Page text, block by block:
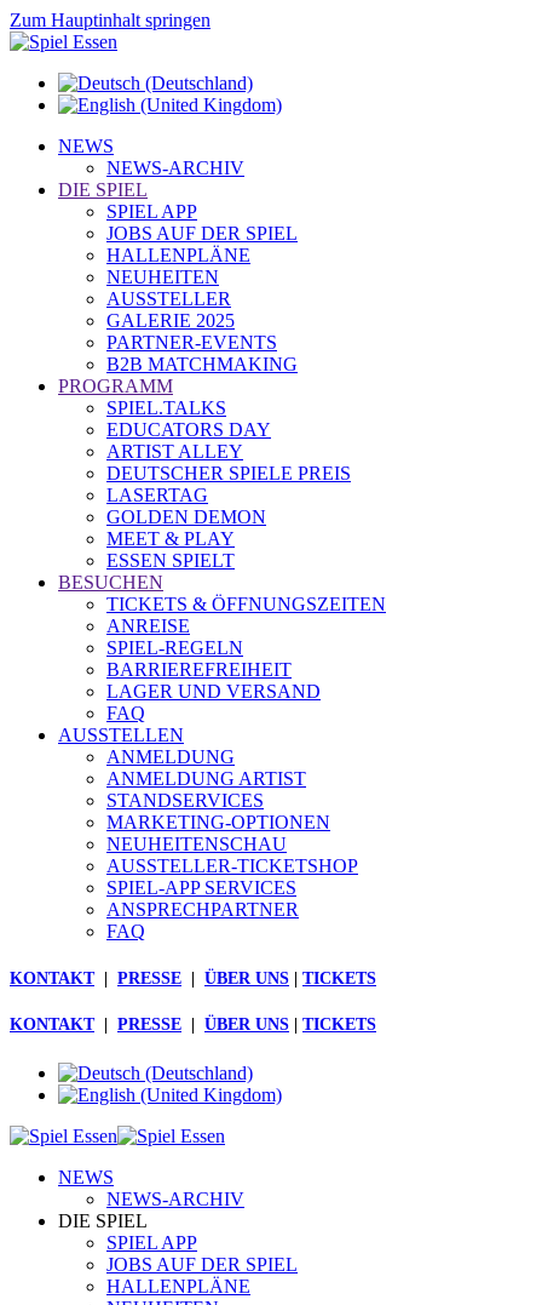
Zum Hauptinhalt springen
NEWS
NEWS-ARCHIV
DIE SPIEL
SPIEL APP
JOBS AUF DER SPIEL
HALLENPLÄNE
NEUHEITEN
AUSSTELLER
GALERIE 2025
PARTNER-EVENTS
B2B MATCHMAKING
PROGRAMM
SPIEL.TALKS
EDUCATORS DAY
ARTIST ALLEY
DEUTSCHER SPIELE PREIS
LASERTAG
GOLDEN DEMON
MEET & PLAY
ESSEN SPIELT
BESUCHEN
TICKETS & ÖFFNUNGSZEITEN
ANREISE
SPIEL-REGELN
BARRIEREFREIHEIT
LAGER UND VERSAND
FAQ
AUSSTELLEN
ANMELDUNG
ANMELDUNG ARTIST
STANDSERVICES
MARKETING-OPTIONEN
NEUHEITENSCHAU
AUSSTELLER-TICKETSHOP
SPIEL-APP SERVICES
ANSPRECHPARTNER
FAQ
KONTAKT| PRESSE ÜBER UNS TICKETS
KONTAKT| PRESSE ÜBER UNS TICKETS
NEWS
NEWS-ARCHIV
DIE SPIEL
SPIEL APP
JOBS AUF DER SPIEL
HALLENPLÄNE